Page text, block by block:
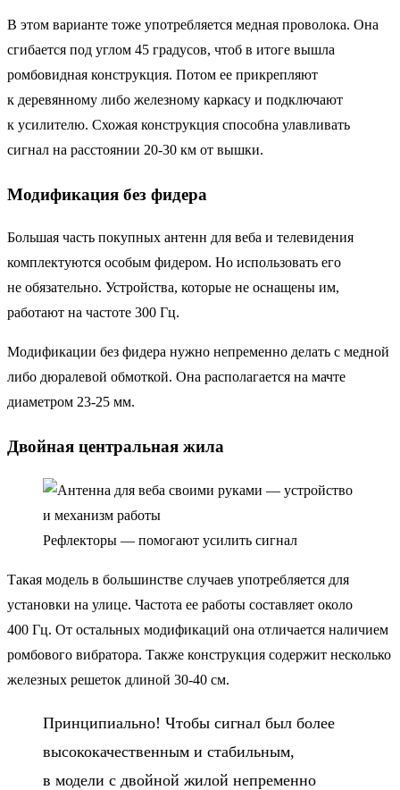
В этом варианте тоже употребляется медная проволока. Она
сгибается под углом 45 градусов, чтоб в итоге вышла
ромбовидная конструкция. Потом ее прикрепляют
к деревянному либо железному каркасу и подключают
к усилителю. Схожая конструкция способна улавливать
сигнал на расстоянии 20-30 км от вышки.
Модификация без фидера
Большая часть покупных антенн для веба и телевидения
комплектуются особым фидером. Но использовать его
не обязательно. Устройства, которые не оснащены им,
работают на частоте 300 Гц.
Модификации без фидера нужно непременно делать с медной
либо дюралевой обмоткой. Она располагается на мачте
диаметром 23-25 мм.
Двойная центральная жила
Рефлекторы — помогают усилить сигнал
Такая модель в большинстве случаев употребляется для
установки на улице. Частота ее работы составляет около
400 Гц. От остальных модификаций она отличается наличием
ромбового вибратора. Также конструкция содержит несколько
железных решеток длиной 30-40 см.
Принципиально! Чтобы сигнал был более
высококачественным и стабильным,
в модели с двойной жилой непременно